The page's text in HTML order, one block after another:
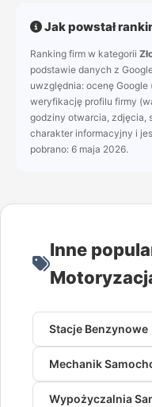
Jak powstał
Ranking firm w kategorii
podstawie danych z
uwzględnia: ocenę
weryfikację profilu firmy
godziny otwarcia, zdjęcia,
charakter informacyjny i
pobrano: 6 maja 2026.
Inne
Stacje Benzynowe
Mechanik
Wypożyczalnia